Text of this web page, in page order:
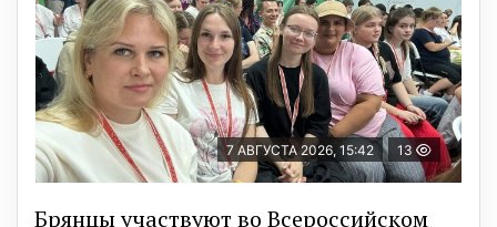
7 АВГУСТА 2026, 15:42 13
Брянцы участвуют во Всероссийском